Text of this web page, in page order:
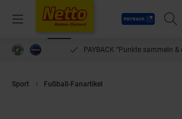
Menü
Payback
PAYBACK °Punkte sammeln &
Sport Fußball-Fanartikel